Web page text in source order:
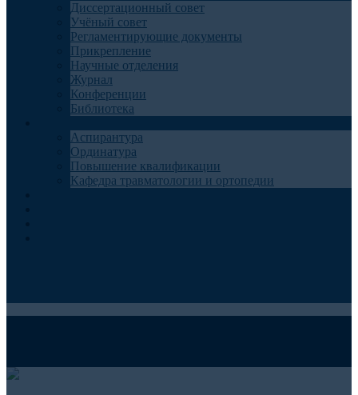
Диссертационный совет
Учёный совет
Регламентирующие документы
Прикрепление
Научные отделения
Журнал
Конференции
Библиотека
Аспирантура
Ординатура
Повышение квалификации
Кафедра травматологии и ортопедии